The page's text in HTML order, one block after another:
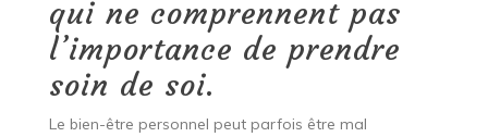
qui ne comprennent pas
l’importance de prendre
soin de soi.
Le bien-être personnel peut parfois être mal